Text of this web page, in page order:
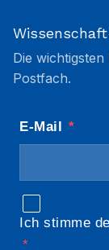
Die
Postfach.